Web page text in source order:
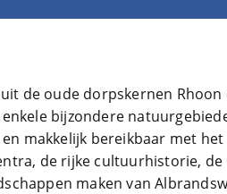
de oude dorpskernen Rhoon
bijzondere
makkelijk bereikbaar met
de rijke cultuurhistorie, de
maken van